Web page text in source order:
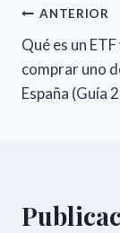
de
ANTERIOR
Qué es un
comprar uno
España (Guía